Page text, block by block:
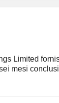
Limited
mesi